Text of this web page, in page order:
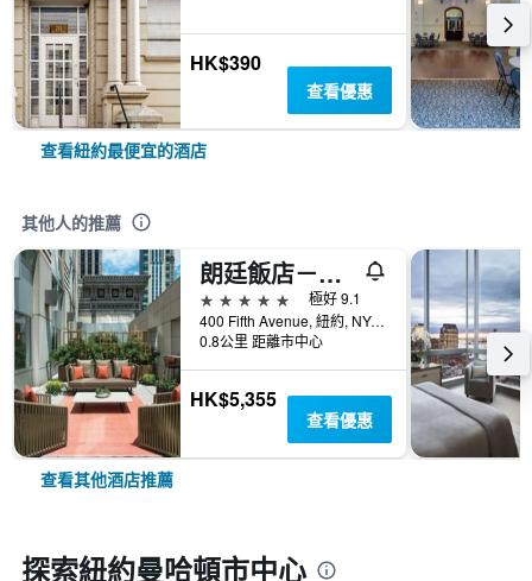
HK$390
查看優惠
查看紐約最便宜的酒店
其他人的推薦
朗廷飯店－紐約第五大道
5星級
極好 9.1
400 Fifth Avenue, 紐約, NY, 美國
0.8公里 距離市中心
HK$5,355
查看優惠
查看其他酒店推薦
探索紐約曼哈頓市中心